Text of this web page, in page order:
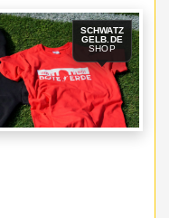
SCHWATZ
GELB.DE
SHOP